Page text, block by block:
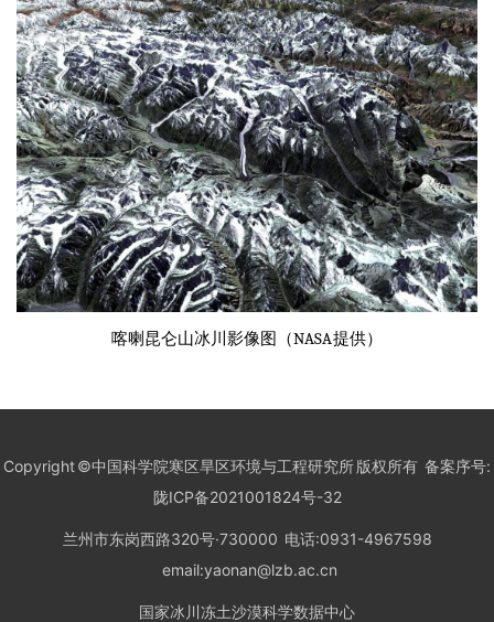
喀喇昆仑山冰川影像图（NASA提供）
Copyright ©中国科学院寒区旱区环境与工程研究所 版权所有 备案序号:
陇ICP备2021001824号-32
兰州市东岗西路320号·730000 电话:0931-4967598
email:yaonan@lzb.ac.cn
国家冰川冻土沙漠科学数据中心